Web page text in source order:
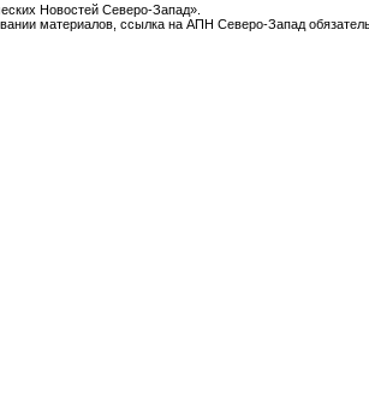
Новостей Северо-Запад».
материалов, ссылка на АПН Северо-Запад